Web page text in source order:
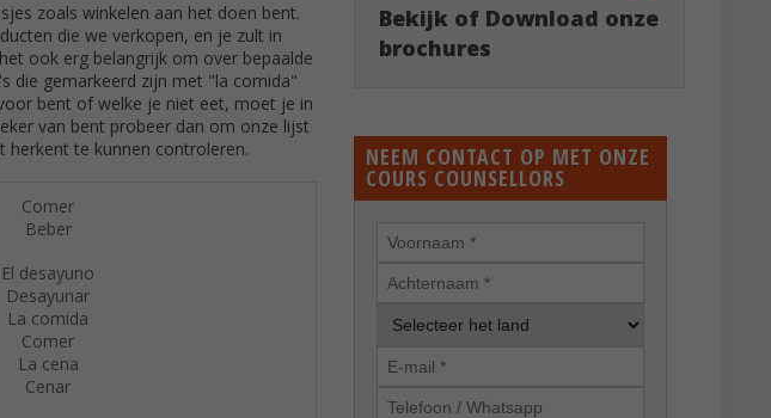
zoals winkelen aan het doen bent.
die we verkopen, en je zult in
ook erg belangrijk om over bepaalde
die gemarkeerd zijn met "la comida"
bent of welke je niet eet, moet je in
van bent probeer dan om onze lijst
te kunnen controleren.
Comer
Beber
El desayuno
Desayunar
La comida
Comer
La cena
Cenar
Bekijk of Download onze
brochures
NEEM CONTACT OP MET ONZE
COURS COUNSELLORS